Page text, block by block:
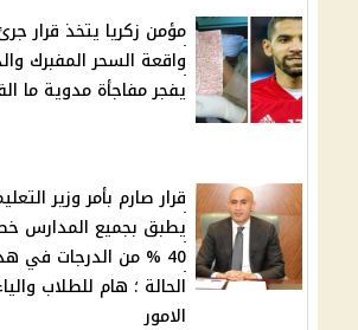
مؤمن زكريا يتخذ قرار
واقعة السحر المفبرك
يفجر مفاجأة مدوية ما
قرار صارم بأمر وزير
يطبق بجميع المدارس
40 % من الدرجات في
الحالة ؛ هام للطلاب
الامور